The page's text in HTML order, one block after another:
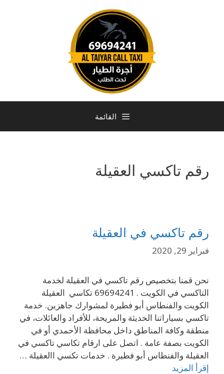
القائمة
رقم تاكسي العقيلة
رقم تاكسي في العقيلة
فبراير 29, 2020
نحن قمنا بتخصيص رقم تاكسي في العقيلة لخدمة
التاكسي في الكويت . 69694241 تكاسي العقيلة
الكويت والفنطاس أبو فطيرة لمشوارك جاهزين. خدمة
تاكسي بسياراتنا الحديثة والمريحة، للأفراد والعائلات، في
منطقة وكافة المناطق داخل محافظة الأحمدي أو في
الكويت بصفة عامة . اتصل على ارقام تكاسي تاكسي في
العقيلة والفنطاس أبو فطيرة . خدمات تكسي االعقيلة …
إقرأ المزيد